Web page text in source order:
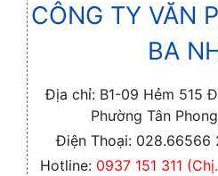
CÔNG TY VĂN
BA
Địa chỉ: B1-09 Hẻm 515
Phường Tân
Điện Thoại: 028.66566
Hotline: 0937 151 311